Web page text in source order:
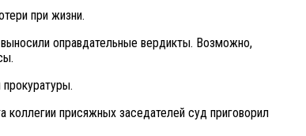
при жизни.
оправдательные вердикты. Возможно,
присяжных заседателей суд приговорил